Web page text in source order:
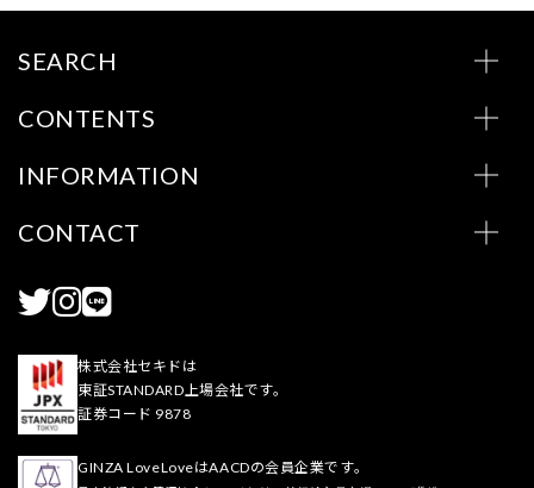
SEARCH
CONTENTS
INFORMATION
CONTACT
株式会社セキドは
東証STANDARD上場会社です。
証券コード 9878
GINZA LoveLoveはAACDの会員企業です。